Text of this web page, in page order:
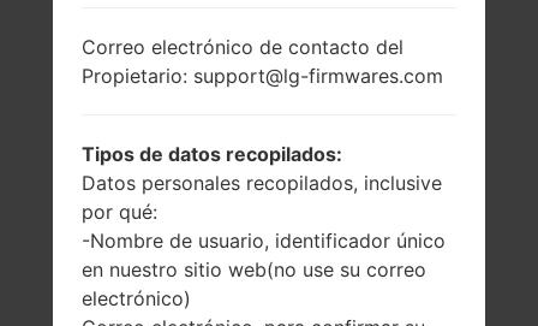
293 gramos (10.34
onzas)
4000 mAh
Correo electrónico de contacto del
Propietario: support@lg-firmwares.com
Tipos de datos recopilados:
Datos personales recopilados, inclusive
por qué:
-Nombre de usuario, identificador único
en nuestro sitio web(no use su correo
electrónico)